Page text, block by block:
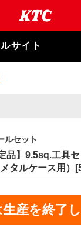
サイト
ルセット
品】9.5sq.工具
タルケース用）
産を終了し